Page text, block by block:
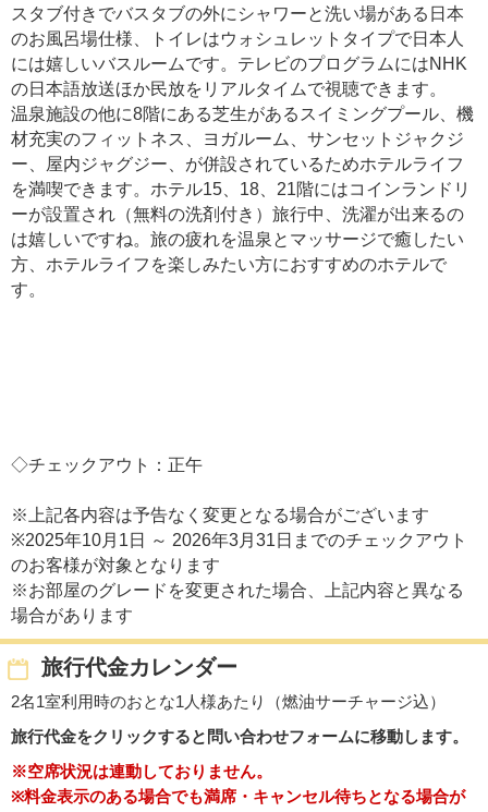
スタブ付きでバスタブの外にシャワーと洗い場がある日本
のお風呂場仕様、トイレはウォシュレットタイプで日本人
には嬉しいバスルームです。テレビのプログラムにはNHK
の日本語放送ほか民放をリアルタイムで視聴できます。
温泉施設の他に8階にある芝生があるスイミングプール、機
材充実のフィットネス、ヨガルーム、サンセットジャクジ
ー、屋内ジャグジー、が併設されているためホテルライフ
を満喫できます。ホテル15、18、21階にはコインランドリ
ーが設置され（無料の洗剤付き）旅行中、洗濯が出来るの
は嬉しいですね。旅の疲れを温泉とマッサージで癒したい
方、ホテルライフを楽しみたい方におすすめのホテルで
す。
◇チェックアウト：正午
※上記各内容は予告なく変更となる場合がございます
※2025年10月1日 ～ 2026年3月31日までのチェックアウト
のお客様が対象となります
※お部屋のグレードを変更された場合、上記内容と異なる
場合があります
旅行代金カレンダー
2名1室利用時のおとな1人様あたり（燃油サーチャージ込）
旅行代金をクリックすると問い合わせフォームに移動します。
※空席状況は連動しておりません。
※料金表示のある場合でも満席・キャンセル待ちとなる場合が